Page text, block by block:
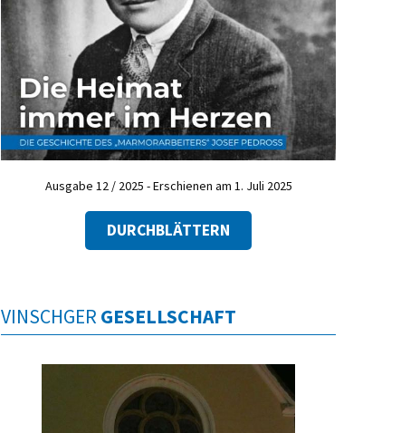
Ausgabe 12 / 2025 - Erschienen am 1. Juli 2025
DURCHBLÄTTERN
VINSCHGER GESELLSCHAFT